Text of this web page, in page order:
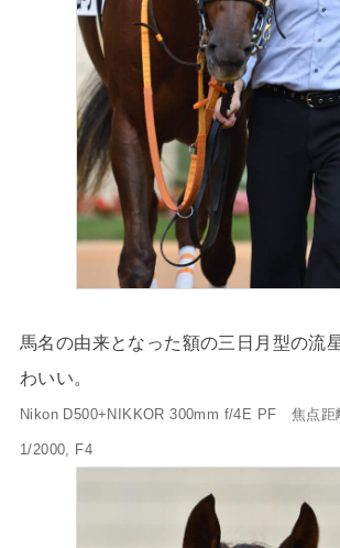
馬名の由来となった額の三日月型の流
わいい。
Nikon D500+NIKKOR 300mm f/4E PF 焦点
1/2000, F4